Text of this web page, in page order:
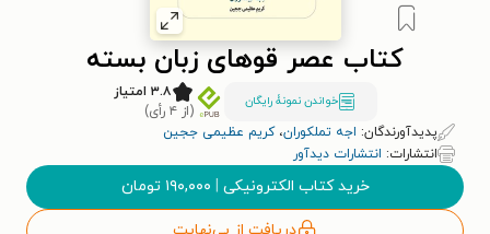
کتاب عصر قوهای زبان بسته
خواندن نمونۀ رایگان
۳.۸ امتیاز
(از ۴ رأی)
پدیدآورندگان: اجه تملکوران،کریم عظیمی ججین
انتشارات: انتشارات دیدآور
خرید کتاب الکترونیکی | ۱۹۰,۰۰۰ تومان